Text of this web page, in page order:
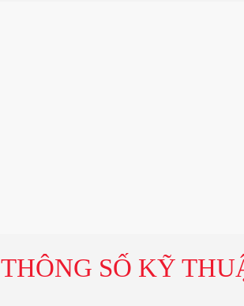
THÔNG SỐ KỸ